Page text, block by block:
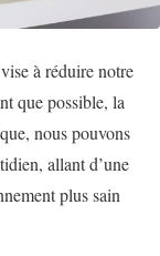
à réduire notre
que possible, la
nous pouvons
allant d’une
plus sain